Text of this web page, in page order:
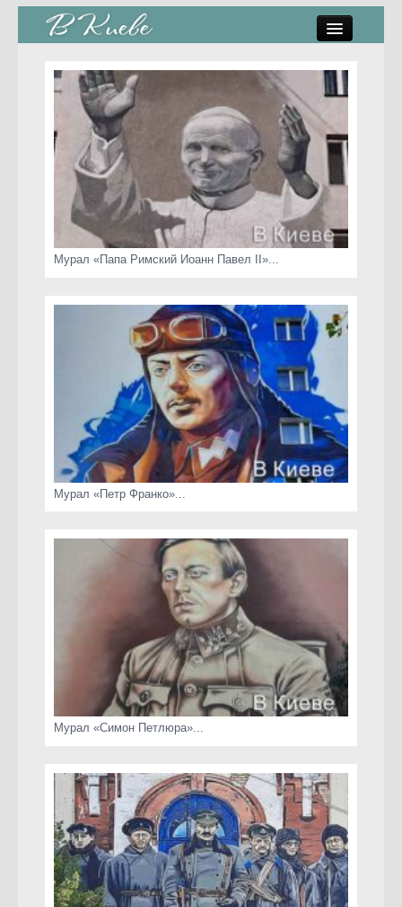
стрит-арт
коты Киева
скамейки
часы Киева
Мурал «Папа Римский Иоанн Павел II»...
Мурал «Петр Франко»...
Мурал «Симон Петлюра»...